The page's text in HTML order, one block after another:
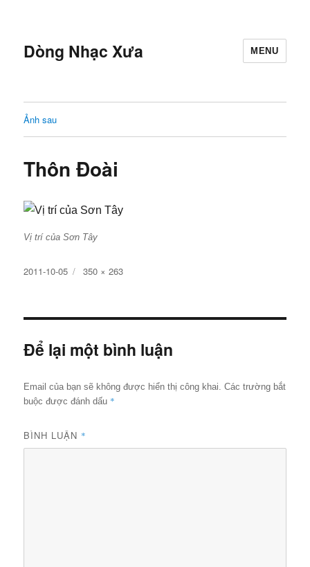
Dòng Nhạc Xưa MENU
Ảnh sau
Thôn Đoài
Vị trí của Sơn Tây
Đăng
2011-10-05
Kích
350 × 263
Để lại một bình luận
Email của bạn sẽ không được hiển thị công khai.
Các trường bắt
buộc được đánh dấu *
BÌNH LUẬN *